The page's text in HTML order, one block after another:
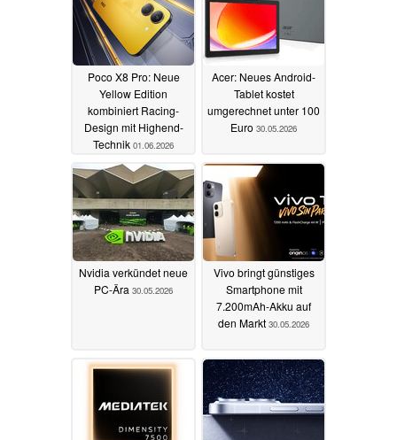
Poco X8 Pro: Neue
Yellow Edition
kombiniert Racing-
Design mit Highend-
Technik 01.06.2026
Acer: Neues Android-
Tablet kostet
umgerechnet unter 100
Euro 30.05.2026
Nvidia verkündet neue
PC-Ära 30.05.2026
Vivo bringt günstiges
Smartphone mit
7.200mAh-Akku auf
den Markt 30.05.2026